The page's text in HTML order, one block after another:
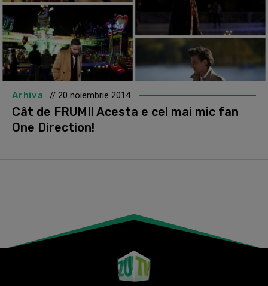
Arhiva // 20 noiembrie 2014
Cât de FRUMI! Acesta e cel mai mic fan
One Direction!